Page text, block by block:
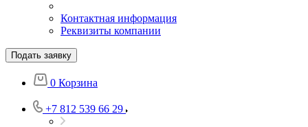
Контактная информация
Реквизиты компании
Подать заявку
0 Корзина
+7 812 539 66 29